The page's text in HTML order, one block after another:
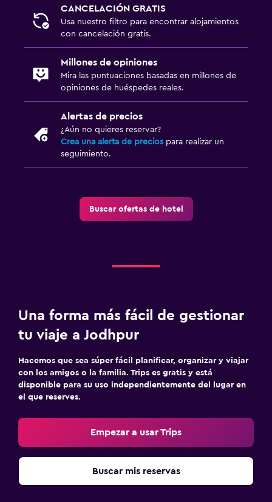
CANCELACIÓN GRATIS
Usa nuestro filtro para encontrar alojamientos
con cancelación gratis.
Millones de opiniones
Mira las puntuaciones basadas en millones de
opiniones de huéspedes reales.
Alertas de precios
¿Aún no quieres reservar?
Crea una alerta de precios para realizar un
seguimiento.
Buscar ofertas de hotel
Una forma más fácil de gestionar
tu viaje a Jodhpur
Hacemos que sea súper fácil planificar, organizar y viajar
con los amigos o la familia. Trips es gratis y está
disponible para su uso independientemente del lugar en
el que reserves.
Empezar a usar Trips
Buscar mis reservas